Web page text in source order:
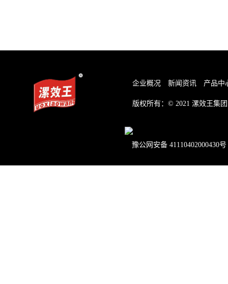
企业概况 新闻资讯 产品中
版权所有：© 2021 漯效王集团
豫公网安备 41110402000430号